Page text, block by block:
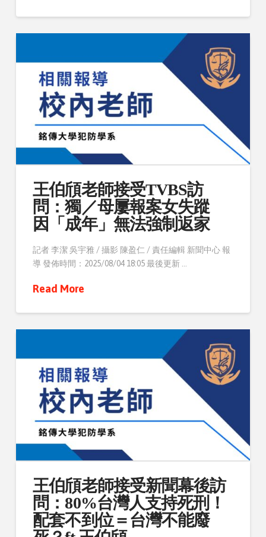
王伯頎老師接受TVBS訪
問：獨／母屢報案女失蹤
因「成年」無法強制返家
記者 李潔 吳宇雅 / 攝影 陳盈仁 / 責任編輯 新聞中心 報
導 發佈時間：2025/08/04 18:05 最後更新 …
Read More
王伯頎老師接受新聞幕後訪
問：80%台灣人支持死刑！
配套不到位＝台灣不能廢